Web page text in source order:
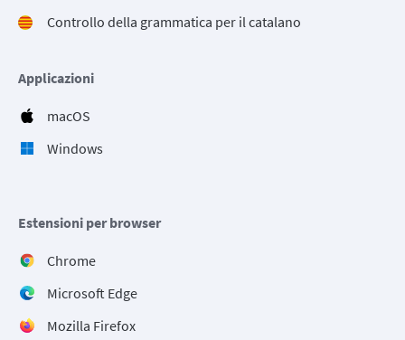
Controllo della grammatica per il catalano
Applicazioni
macOS
Windows
Estensioni per browser
Chrome
Microsoft Edge
Mozilla Firefox